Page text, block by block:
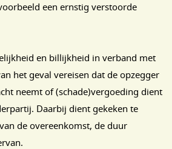
een ernstig verstoorde
en billijkheid in verband met
het geval vereisen dat de opzegger
neemt of (schade)vergoeding dient
Daarbij dient gekeken te
de overeenkomst, de duur